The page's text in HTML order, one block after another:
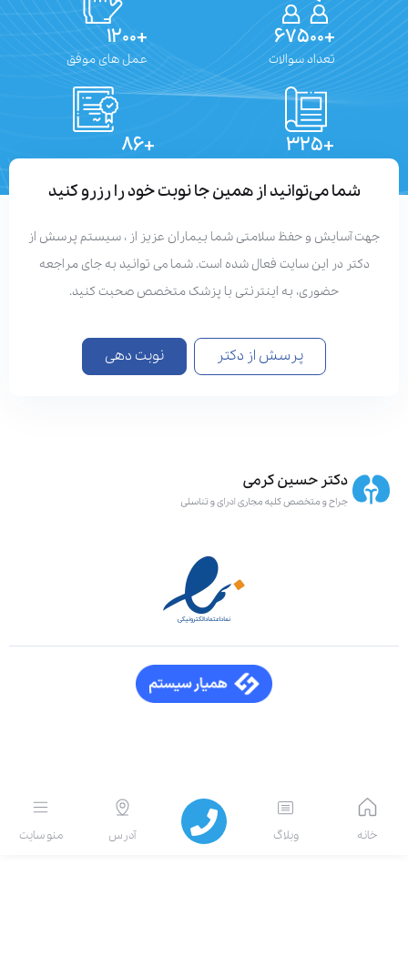
تعداد سوالات عمل های موفق
شما می‌توانید از همین جا نوبت خود را رزرو کنید
آسایش و حفظ سلامتی شما بیماران عزیز از ، سیستم پرسش از
دکتر در این سایت فعال شده است. شما می توانید به جای مراجعه
حضوری، به اینترنتی با پزشک متخصص صحبت کنید.
پرسش از دکتر نوبت دهی
منو سایت